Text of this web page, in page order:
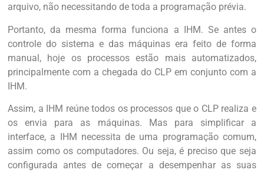
arquivo, não necessitando de toda a programação prévia.
Portanto, da mesma forma funciona a IHM. Se antes o
controle do sistema e das máquinas era feito de forma
manual, hoje os processos estão mais automatizados,
principalmente com a chegada do CLP em conjunto com a
IHM.
Assim, a IHM reúne todos os processos que o CLP realiza e
os envia para as máquinas. Mas para simplificar a
interface, a IHM necessita de uma programação comum,
assim como os computadores. Ou seja, é preciso que seja
configurada antes de começar a desempenhar as suas